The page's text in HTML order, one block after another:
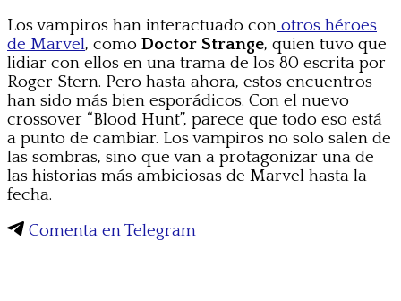
Los vampiros han interactuado con otros héroes
de Marvel, como Doctor Strange, quien tuvo que
lidiar con ellos en una trama de los 80 escrita por
Roger Stern. Pero hasta ahora, estos encuentros
han sido más bien esporádicos. Con el nuevo
crossover “Blood Hunt”, parece que todo eso está
a punto de cambiar. Los vampiros no solo salen de
las sombras, sino que van a protagonizar una de
las historias más ambiciosas de Marvel hasta la
fecha.
Comenta en Telegram